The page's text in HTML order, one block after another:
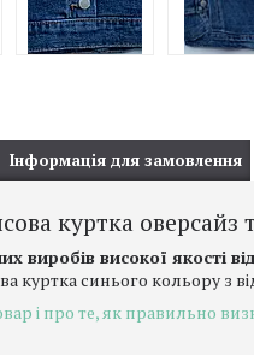
Інформація для замовлення
куртка
виробів високої якості
куртка синього кольору з
і про те, як правильно